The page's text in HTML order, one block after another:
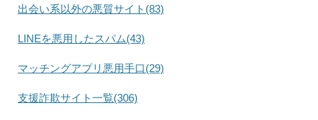
出会い系以外の悪質サイト(83)
LINEを悪用したスパム(43)
マッチングアプリ悪用手口(29)
支援詐欺サイト一覧(306)